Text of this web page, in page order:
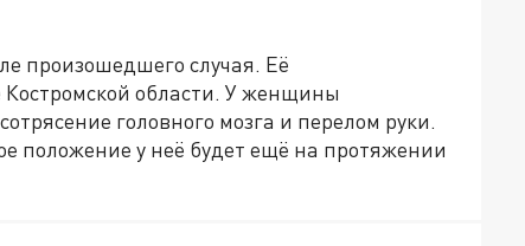
произошедшего случая. Её
области. У женщины
головного мозга и перелом руки.
положение у неё будет ещё на протяжении